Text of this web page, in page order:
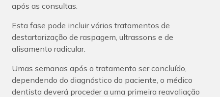
após as consultas.
Esta fase pode incluir vários tratamentos de
destartarização de raspagem, ultrassons e de
alisamento radicular.
Umas semanas após o tratamento ser concluído,
dependendo do diagnóstico do paciente, o médico
dentista deverá proceder a uma primeira reavaliação